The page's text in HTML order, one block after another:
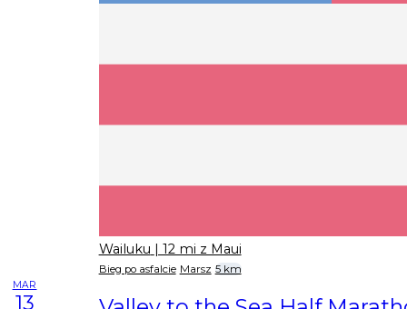
Wailuku | 12 mi z Maui
Bieg po asfalcie Marsz 5 km
MAR
13